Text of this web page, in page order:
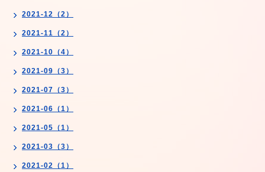
2021-12（2）
2021-11（2）
2021-10（4）
2021-09（3）
2021-07（3）
2021-06（1）
2021-05（1）
2021-03（3）
2021-02（1）